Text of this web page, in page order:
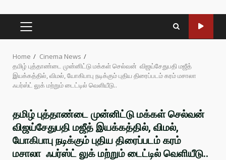
PRIMARY
MENU
Home
Cinema News
தமிழ் புத்தாண்டை முன்னிட்டு மக்கள் செல்வன் விஜய்சேதுபதி மஜீத்
இயக்கத்தில், விமல், யோகிபாபு நடிக்கும் புதிய திரைப்படம் கரம் மசாலா
ஃபர்ஸ்ட் லுக் மற்றும் டைட்டில் வெளியீடு..
தமிழ் புத்தாண்டை முன்னிட்டு மக்கள் செல்வன்
விஜய்சேதுபதி மஜீத் இயக்கத்தில், விமல்,
யோகிபாபு நடிக்கும் புதிய திரைப்படம் கரம்
மசாலா ஃபர்ஸ்ட் லுக் மற்றும் டைட்டில் வெளியீடு..